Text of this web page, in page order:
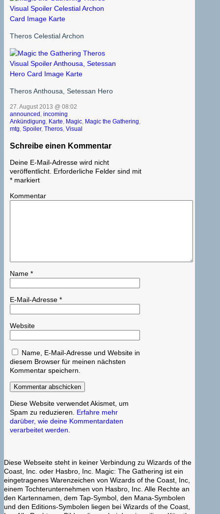
Theros Celestial Archon
Theros Anthousa, Setessan Hero
27. August 2013 @ 08:02
announced , incoming
Ankündigung, Karte, Magic, Magic the Gathering,
mtg, Spoiler, Theros, Visual
Schreibe einen Kommentar
Deine E-Mail-Adresse wird nicht
veröffentlicht. Erforderliche Felder sind mit
*markiert
Kommentar
Name *
E-Mail-Adresse *
Website
Name, E-Mail-Adresse und Website in
diesem Browser für meinen nächsten
Kommentar speichern.
Diese Website verwendet Akismet, um
Spam zu reduzieren. Erfahre mehr
darüber, wie deine Kommentardaten
verarbeitet werden
Diese Webseite steht in keiner Verbindung zu Wizards of the
Coast, Inc. oder Hasbro, Inc. Magic: The Gathering ist ein
eingetragenes Warenzeichen von Wizards of the Coast, Inc,
einem Tochterunternehmen von Hasbro, Inc. Alle Rechte an
den Kartennamen, dem Tap-Symbol, den Mana-Symbolen
und den Editions-Symbolen liegen bei Wizards of the Coast,